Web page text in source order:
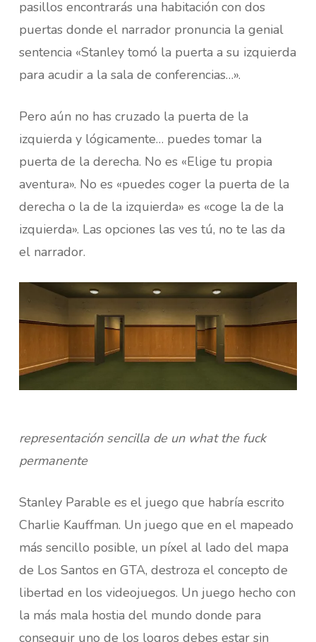
pasillos encontrarás una habitación con dos
puertas donde el narrador pronuncia la genial
sentencia «Stanley tomó la puerta a su izquierda
para acudir a la sala de conferencias…».
Pero aún no has cruzado la puerta de la
izquierda y lógicamente… puedes tomar la
puerta de la derecha. No es «Elige tu propia
aventura». No es «puedes coger la puerta de la
derecha o la de la izquierda» es «coge la de la
izquierda». Las opciones las ves tú, no te las da
el narrador.
representación sencilla de un what the fuck
permanente
Stanley Parable es el juego que habría escrito
Charlie Kauffman. Un juego que en el mapeado
más sencillo posible, un píxel al lado del mapa
de Los Santos en GTA, destroza el concepto de
libertad en los videojuegos. Un juego hecho con
la más mala hostia del mundo donde para
conseguir uno de los logros debes estar sin